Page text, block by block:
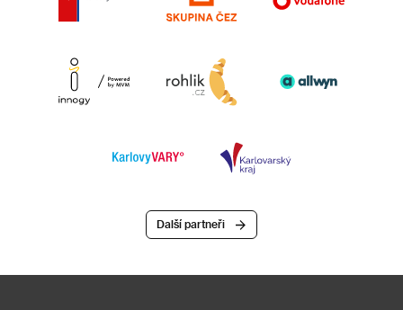
Další partneři